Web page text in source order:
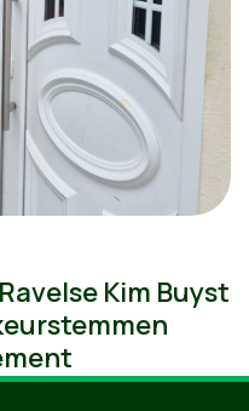
Kim Buyst